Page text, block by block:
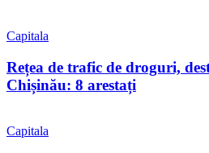
Capitala
Rețea de trafic de droguri,
Chișinău: 8 arestați
Capitala